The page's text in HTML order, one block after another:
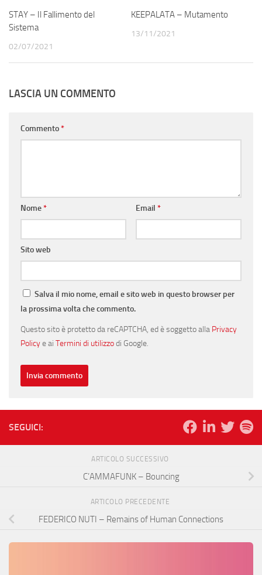
STAY – Il Fallimento del
Sistema
02/07/2021
KEEPALATA – Mutamento
13/11/2021
LASCIA UN COMMENTO
Commento*
Nome* Email *
Sito web
Salva il mio nome, email e sito web in questo browser per
la prossima volta che commento.
Questo sito è protetto da reCAPTCHA, ed è soggetto alla Privacy
Policye ai Termini di utilizzodi Google.
SEGUICI:
ARTICOLO SUCCESSIVO
C’AMMAFUNK – Bouncing
ARTICOLO PRECEDENTE
FEDERICO NUTI – Remains of Human Connections